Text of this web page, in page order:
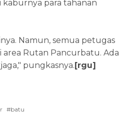
kaburnya para tahanan
Namun, semua petugas
area Rutan Pancurbatu. Ada
pungkasnya. [rgu]
batu